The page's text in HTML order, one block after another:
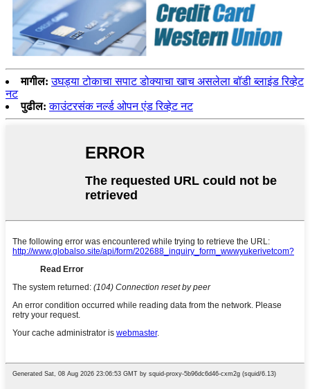
मागील: उघड्या टोकाचा सपाट डोक्याचा खाच असलेला बॉडी ब्लाइंड रिव्हेट
नट
पुढील: काउंटरसंक नर्ल्ड ओपन एंड रिव्हेट नट